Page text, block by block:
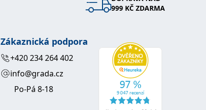
999 KČ ZDARMA
Zákaznická podpora
+420 234 264 402
info@grada.cz
Po-Pá 8-18